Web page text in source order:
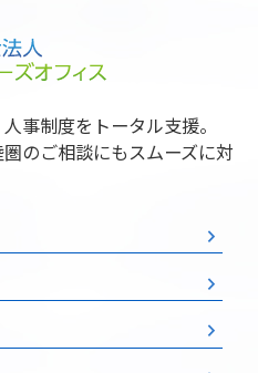
事制度をトータル支援。
のご相談にもスムーズに対